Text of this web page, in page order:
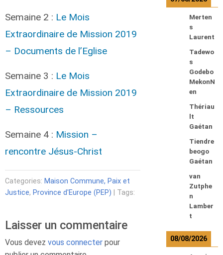
Semaine 2 : Le Mois
Extraordinaire de Mission 2019
– Documents de l’Eglise
Semaine 3 : Le Mois
Extraordinaire de Mission 2019
– Ressources
Semaine 4 : Mission –
rencontre Jésus-Christ
Categories: Maison Commune, Paix et
Justice, Province d'Europe (PEP) | Tags:
Laisser un commentaire
Vous devez vous connecter pour
Merten
s
Laurent
Tadewo
s
Godebo
MekonN
en
Thériau
lt
Gaétan
Tiendre
beogo
Gaétan
van
Zutphe
n
Lamber
t
08/08/2026